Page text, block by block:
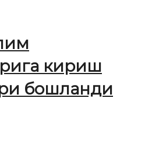
кириш
бошланди